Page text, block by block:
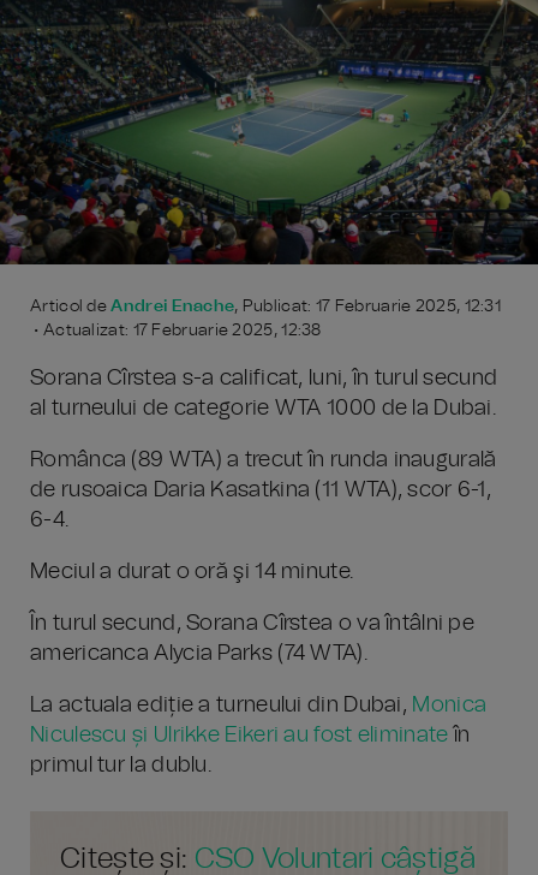
Articol deAndrei Enache, Publicat: 17 Februarie 2025, 12:31
• Actualizat: 17 Februarie 2025, 12:38
Sorana Cîrstea s-a calificat, luni, în turul secund
al turneului de categorie WTA 1000 de la Dubai.
Românca (89 WTA) a trecut în runda inaugurală
de rusoaica Daria Kasatkina (11 WTA), scor 6-1,
6-4.
Meciul a durat o oră şi 14 minute.
În turul secund, Sorana Cîrstea o va întâlni pe
americanca Alycia Parks (74 WTA).
La actuala ediție a turneului din Dubai, Monica
Niculescu și Ulrikke Eikeri au fost eliminate în
primul tur la dublu.
Citește și: CSO Voluntari câștigă